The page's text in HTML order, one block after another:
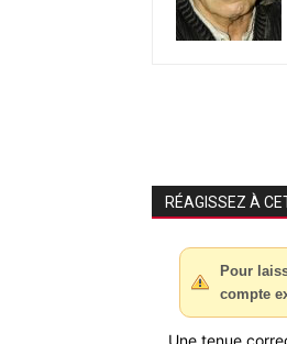
RÉAGISSEZ À
Pour
compte
Une tenue